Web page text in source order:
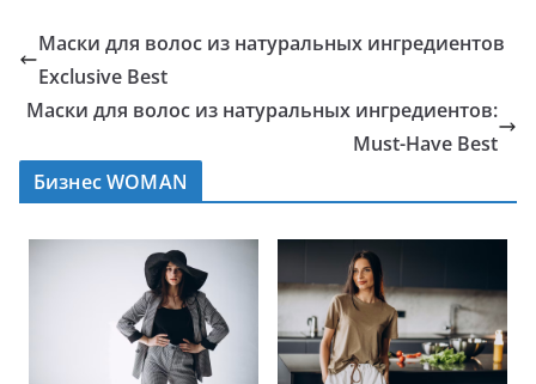
Маски для волос из натуральных ингредиентов
Exclusive Best
Маски для волос из натуральных ингредиентов:
Must-Have Best
Бизнес WOMAN